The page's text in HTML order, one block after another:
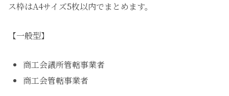
ス枠はA4サイズ5枚以内でまとめます。
【一般型】
商工会議所管轄事業者
商工会管轄事業者